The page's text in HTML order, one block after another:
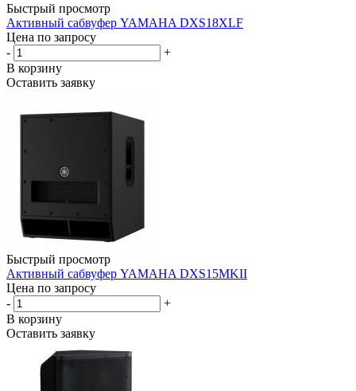
Быстрый просмотр
Активный сабвуфер YAMAHA DXS18XLF
Цена по запросу
-
+
В корзину
Оставить заявку
Быстрый просмотр
Активный сабвуфер YAMAHA DXS15MKII
Цена по запросу
-
+
В корзину
Оставить заявку